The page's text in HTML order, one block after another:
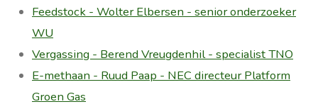
Feedstock - Wolter Elbersen - senior onderzoeker
WU
Vergassing - Berend Vreugdenhil - specialist TNO
E-methaan - Ruud Paap - NEC directeur Platform
Groen Gas